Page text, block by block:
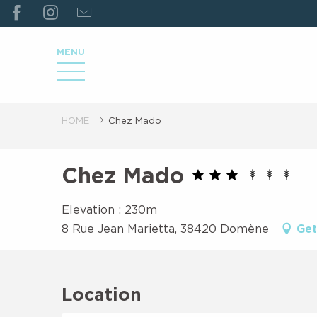
ALLER
AU
PRINCIPAL
MENU
HOME Chez Mado
Chez Mado
Elevation : 230m
8 Rue Jean Marietta, 38420 Domène
Location